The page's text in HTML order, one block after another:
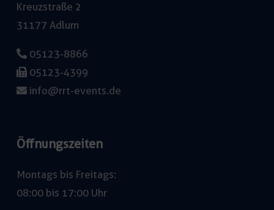
Kreuzstraße 2
31177 Adlum
05123-8866
05123-4399
info@rrt-events.de
Öffnungszeiten
Montags bis Freitags:
08:00 bis 17:00 Uhr